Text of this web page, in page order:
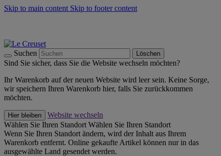
Skip to main content Skip to footer content
Suchen Löschen
Sind Sie sicher, dass Sie die Website wechseln möchten?
Ihr Warenkorb auf der neuen Website wird leer sein. Keine Sorge,
wir speichern Ihren Warenkorb hier, falls Sie zurückkommen
möchten.
Hier bleiben
Website wechseln
Wählen Sie Ihren Standort Wählen Sie Ihren Standort
Wenn Sie Ihren Standort ändern, wird der Inhalt aus Ihrem
Warenkorb entfernt. Online gekaufte Artikel können nur in das
ausgewählte Land gesendet werden.